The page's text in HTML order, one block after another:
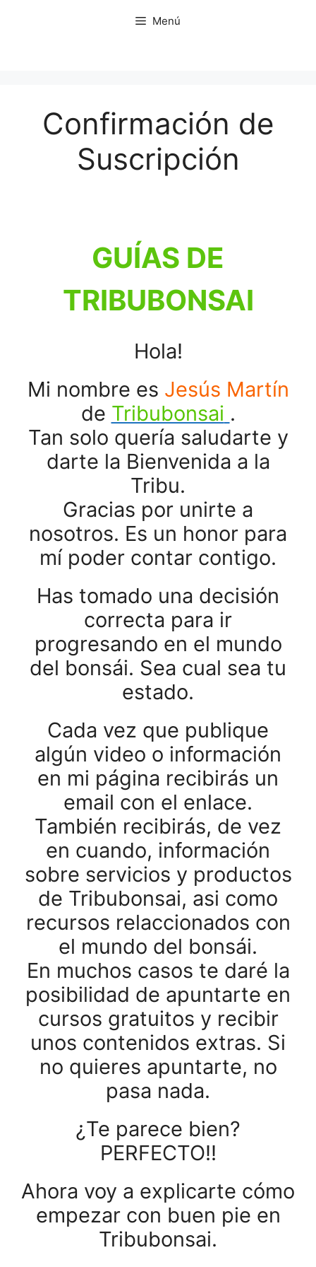
Menú
Confirmación de
Suscripción
GUÍAS DE
TRIBUBONSAI
Hola!
Mi nombre es Jesús Martín
de Tribubonsai .
Tan solo quería saludarte y
darte la Bienvenida a la
Tribu.
Gracias por unirte a
nosotros. Es un honor para
mí poder contar contigo.
Has tomado una decisión
correcta para ir
progresando en el mundo
del bonsái. Sea cual sea tu
estado.
Cada vez que publique
algún video o información
en mi página recibirás un
email con el enlace.
También recibirás, de vez
en cuando, información
sobre servicios y productos
de Tribubonsai, asi como
recursos relaccionados con
el mundo del bonsái.
En muchos casos te daré la
posibilidad de apuntarte en
cursos gratuitos y recibir
unos contenidos extras. Si
no quieres apuntarte, no
pasa nada.
¿Te parece bien?
PERFECTO!!
Ahora voy a explicarte cómo
empezar con buen pie en
Tribubonsai.